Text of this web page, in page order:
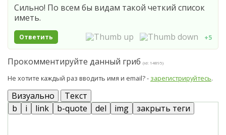
Сильно! По всем бы видам такой четкий список
иметь.
Ответить +5
Прокомментируйте данный гриб (id: 14895)
Не хотите каждый раз вводить имя и email? - зарегистрируйтесь.
Визуально Текст